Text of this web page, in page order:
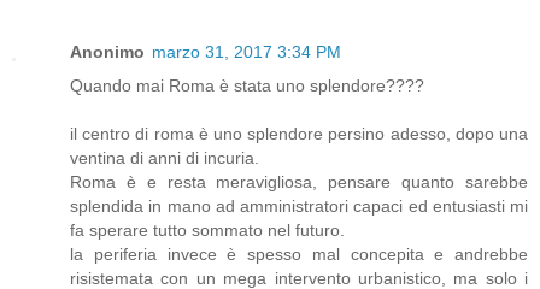
Anonimo marzo 31, 2017 3:34 PM
Quando mai Roma è stata uno splendore????
il centro di roma è uno splendore persino adesso, dopo una
ventina di anni di incuria.
Roma è e resta meravigliosa, pensare quanto sarebbe
splendida in mano ad amministratori capaci ed entusiasti mi
fa sperare tutto sommato nel futuro.
la periferia invece è spesso mal concepita e andrebbe
risistemata con un mega intervento urbanistico, ma solo i